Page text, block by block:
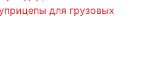
для грузовых